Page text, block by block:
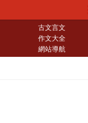
古文言文
作文大全
網站導航